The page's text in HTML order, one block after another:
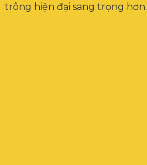
trông hiện đại sang trọng hơn.